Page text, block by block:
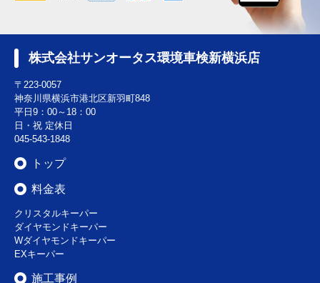
株式会社サンオータス環境車検新横浜店
〒223-0057
神奈川県横浜市港北区新羽町848
平日9：00～18：00
日・祝 定休日
045-543-1848
トップ
料金表
クリスタルキーパー
ダイヤモンドキーパー
Wダイヤモンドキーパー
EXキーパー
施工事例